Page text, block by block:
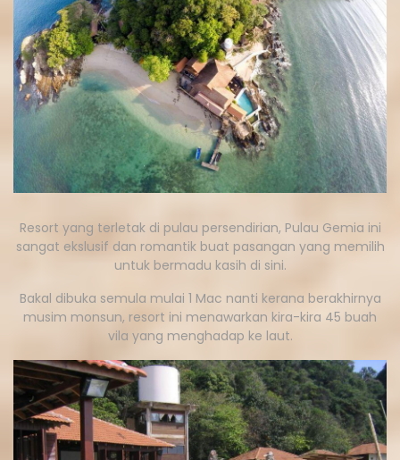
Resort yang terletak di pulau persendirian, Pulau Gemia ini
sangat ekslusif dan romantik buat pasangan yang memilih
untuk bermadu kasih di sini.
Bakal dibuka semula mulai 1 Mac nanti kerana berakhirnya
musim monsun, resort ini menawarkan kira-kira 45 buah
vila yang menghadap ke laut.